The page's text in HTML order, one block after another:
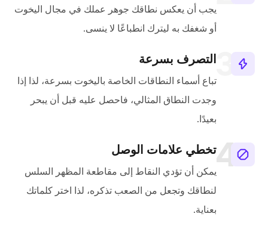
يجب أن يعكس نطاقك جوهر عملك في مجال اليخوت
أو شغفك به ليترك انطباعًا لا ينسى.
التصرف بسرعة
تباع أسماء النطاقات الخاصة باليخوت بسرعة، لذا إذا
وجدت النطاق المثالي، فاحصل عليه قبل أن يبحر
بعيدًا.
تخطي علامات الوصل
يمكن أن تؤدي النقاط إلى مقاطعة المظهر السلس
لنطاقك وتجعل من الصعب تذكره، لذا اختر كلماتك
بعناية.